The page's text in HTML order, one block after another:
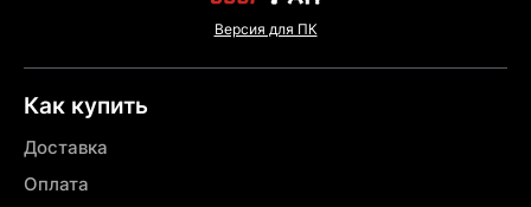
Версия для ПК
Как купить
Доставка
Оплата